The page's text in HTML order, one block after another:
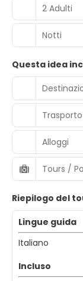
2 Adulti
Notti
Questa idea
Trasporto
Alloggi
Tours /
Riepilogo del
Lingue guida
Italiano
Incluso